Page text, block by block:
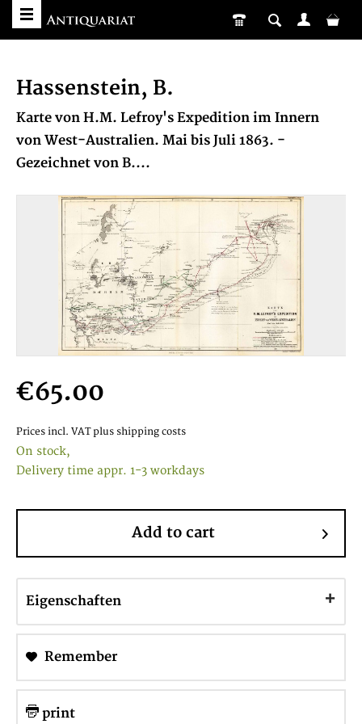
Hassenstein, B.
Karte von H.M. Lefroy's Expedition im Innern
von West-Australien. Mai bis Juli 1863. -
Gezeichnet von B....
€65.00
Prices incl. VAT plus shipping costs
On stock,
Delivery time appr. 1-3 workdays
Add to cart
Eigenschaften
Remember
print